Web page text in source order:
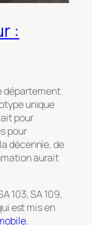
:
département
unique
pour
pour
décennie, de
aurait
103, SA 109,
est mis en
.